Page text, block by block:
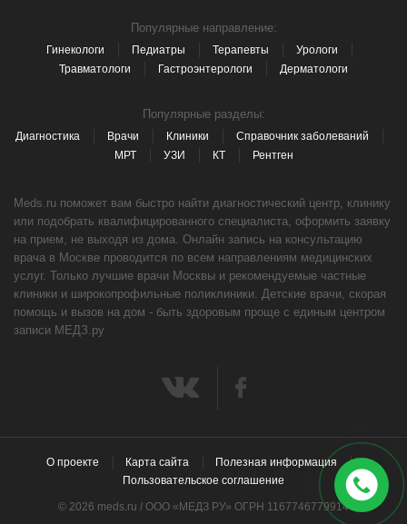
Популярные направление:
Гинекологи Педиатры Терапевты
Урологи
Травматологи
Гастроэнтерологи Дерматологи
Популярные разделы:
Диагностика Врачи Клиники
Справочник заболеваний
МРТ
УЗИ КТ Рентген
Meds.ru поможет вам быстро найти диагностический центр, клинику
или подобрать квалифицированного специалиста, оформить заявку
на прием, не выходя из дома. Онлайн запись на консультацию
врача в Москве проводится по всем направлениям медицинских
услуг. Только лучшие врачи Москвы и рекомендуемые частные
клиники и широкопрофильные поликлиники. Детские врачи, скорая
помощь и вызов на дом - быть здоровым проще с единым центром
записи МЕДЗ.ру
О проекте Карта сайта
Полезная информация
Пользовательское соглашение
© 2026 meds.ru / ООО «МЕДЗ РУ» ОГРН 1167746779914